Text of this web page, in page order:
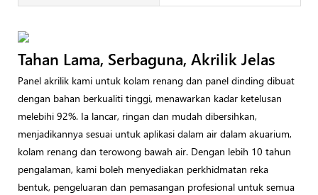
Tahan Lama, Serbaguna, Akrilik Jelas
Panel akrilik kami untuk kolam renang dan panel dinding dibuat
dengan bahan berkualiti tinggi, menawarkan kadar ketelusan
melebihi 92%. Ia lancar, ringan dan mudah dibersihkan,
menjadikannya sesuai untuk aplikasi dalam air dalam akuarium,
kolam renang dan terowong bawah air. Dengan lebih 10 tahun
pengalaman, kami boleh menyediakan perkhidmatan reka
bentuk, pengeluaran dan pemasangan profesional untuk semua